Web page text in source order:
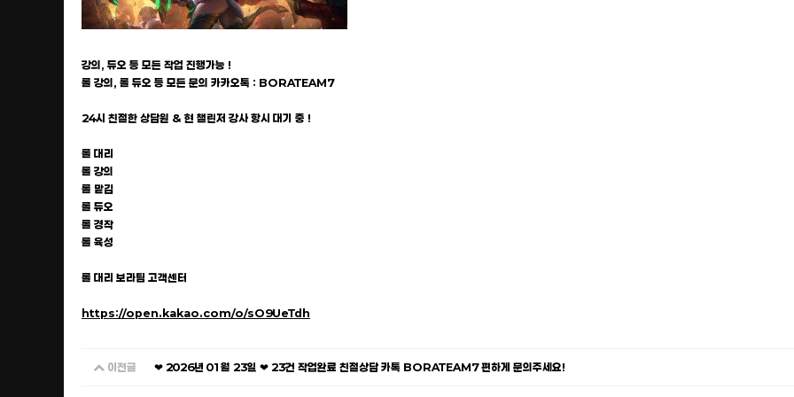
강의, 듀오 등 모든 작업 진행가능 !
롤 강의, 롤 듀오 등 모든 문의 카카오톡 : BORATEAM7
24시 친절한 상담원 & 현 챌린저 강사 항시 대기 중 !
롤 대리
롤 강의
롤 맡김
롤 듀오
롤 경작
롤 육성
롤 대리 보라팀 고객센터
https://open.kakao.com/o/sO9UeTdh
이전글 ❤ 2026년 01월 23일 ❤ 23건 작업완료 친절상담 카톡 BORATEAM7 편하게 문의주세요!